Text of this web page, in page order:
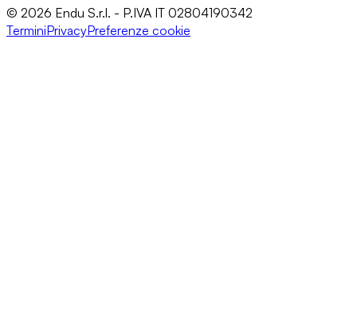
© 2026 Endu S.r.l. - P.IVA IT 02804190342
TerminiPrivacyPreferenze cookie